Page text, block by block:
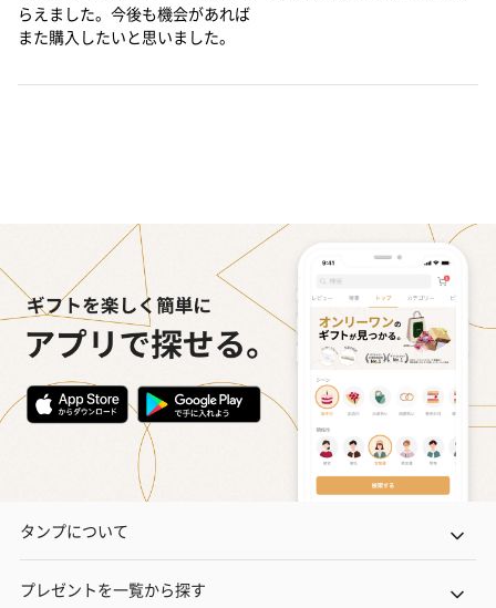
タンプについて
プレゼントを一覧から探す